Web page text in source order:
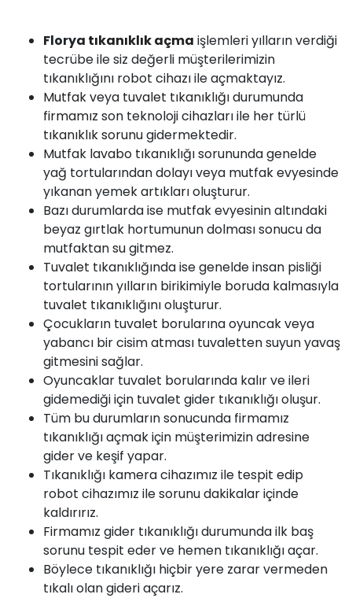
Florya tıkanıklıkaçma işlemleri yılların verdiği
tecrübe ile siz değerli müşterilerimizin
tıkanıklığını robot cihazı ile açmaktayız.
Mutfakveya tuvalet tıkanıklığıdurumunda
firmamız son teknoloji cihazları ile her türlü
tıkanıklık sorunugidermektedir.
Mutfak lavabo tıkanıklığı sorununda genelde
yağ tortularından dolayı veya mutfak evyesinde
yıkanan yemek artıkları oluşturur.
Bazı durumlarda ise mutfak evyesinin altındaki
beyaz gırtlak hortumunun dolması sonucu da
mutfaktansugitmez.
Tuvalet tıkanıklığında ise genelde insan pisliği
tortularının yılların birikimiyle boruda kalmasıyla
tuvalet tıkanıklığını oluşturur.
Çocukların tuvalet borularına oyuncak veya
yabancı bir cisim atması tuvaletten suyun yavaş
gitmesini sağlar.
Oyuncaklar tuvalet borularında kalır ve ileri
gidemediği için tuvalet gider tıkanıklığı oluşur.
Tüm bu durumların sonucunda firmamız
tıkanıklığı açmak için müşterimizin adresine
gider ve keşif yapar.
Tıkanıklığı kamera cihazımız ile tespit edip
robot cihazımız ile sorunu dakikalar içinde
kaldırırız.
Firmamız gider tıkanıklığı durumunda ilk baş
sorunu tespit eder ve hemen tıkanıklığı açar.
Böylece tıkanıklığı hiçbir yere zarar vermeden
tıkalı olan gideri açarız.